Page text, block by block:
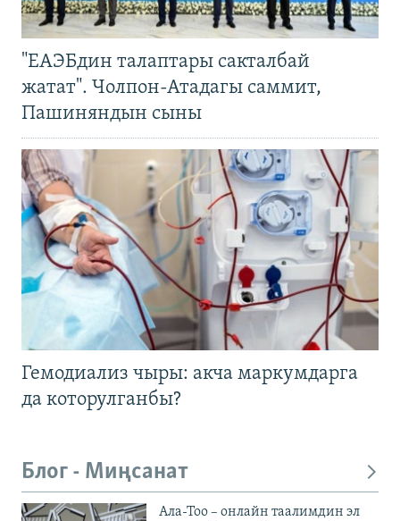
"ЕАЭБдин талаптары сакталбай
жатат". Чолпон-Атадагы саммит,
Пашиняндын сыны
Гемодиализ чыры: акча маркумдарга
да которулганбы?
Блог - Миңсанат
Ала-Тоо – онлайн таалимдин эл